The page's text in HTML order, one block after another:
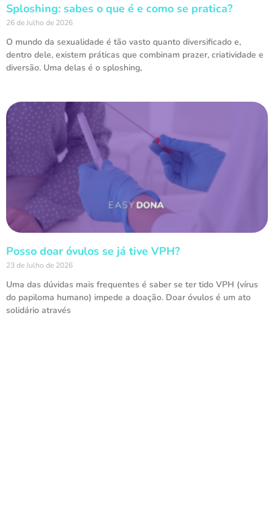
Sploshing: sabes o que é e como se pratica?
26 de Julho de 2026
O mundo da sexualidade é tão vasto quanto diversificado e,
dentro dele, existem práticas que combinam prazer, criatividade e
diversão. Uma delas é o sploshing,
Posso doar óvulos se já tive VPH?
23 de Julho de 2026
Uma das dúvidas mais frequentes é saber se ter tido VPH (vírus
do papiloma humano) impede a doação. Doar óvulos é um ato
solidário através